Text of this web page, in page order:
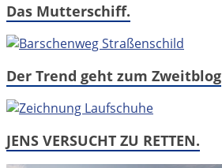
Das Mutterschiff.
Der Trend geht zum Zweitblog
JENS VERSUCHT ZU RETTEN.